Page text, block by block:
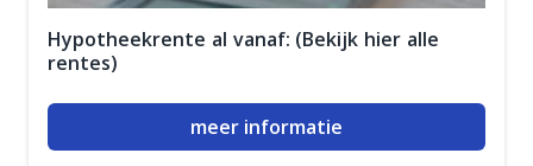
Hypotheekrente al vanaf: (Bekijk hier alle
rentes)
meer informatie